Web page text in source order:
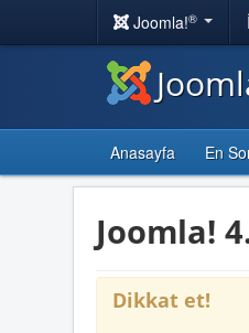
Joomla!®
Anasayfa En
Joomla!
Dikkat et!